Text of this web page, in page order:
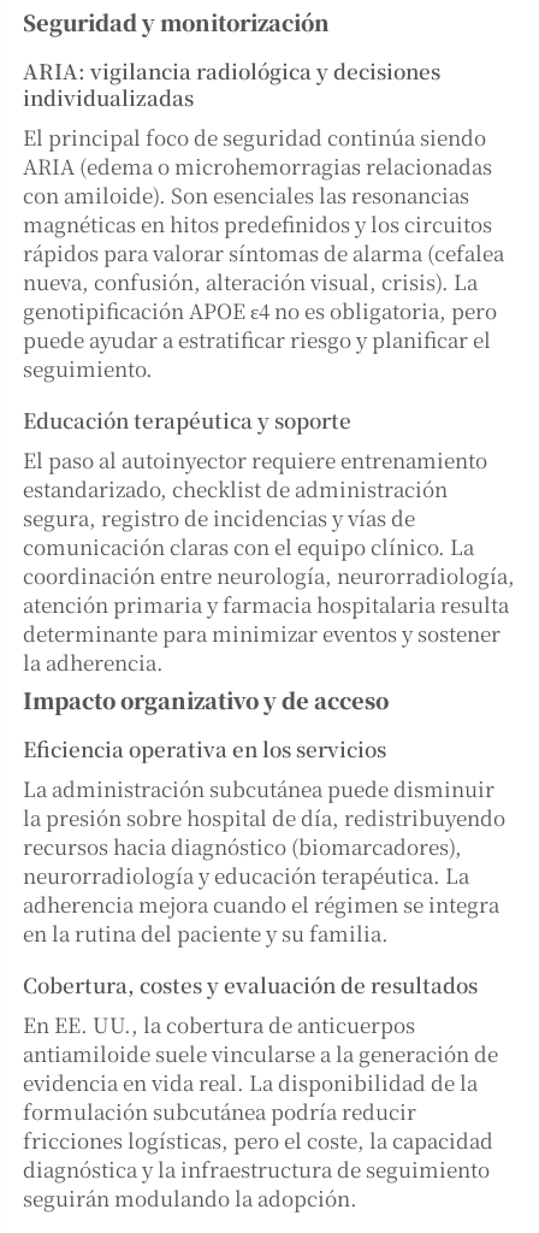
Seguridad y monitorización
ARIA: vigilancia radiológica y decisiones
individualizadas
El principal foco de seguridad continúa siendo
ARIA (edema o microhemorragias relacionadas
con amiloide). Son esenciales las resonancias
magnéticas en hitos predefinidos y los circuitos
rápidos para valorar síntomas de alarma (cefalea
nueva, confusión, alteración visual, crisis). La
genotipificación APOE ε4 no es obligatoria, pero
puede ayudar a estratificar riesgo y planificar el
seguimiento.
Educación terapéutica y soporte
El paso al autoinyector requiere entrenamiento
estandarizado, checklist de administración
segura, registro de incidencias y vías de
comunicación claras con el equipo clínico. La
coordinación entre neurología, neurorradiología,
atención primaria y farmacia hospitalaria resulta
determinante para minimizar eventos y sostener
la adherencia.
Impacto organizativo y de acceso
Eficiencia operativa en los servicios
La administración subcutánea puede disminuir
la presión sobre hospital de día, redistribuyendo
recursos hacia diagnóstico (biomarcadores),
neurorradiología y educación terapéutica. La
adherencia mejora cuando el régimen se integra
en la rutina del paciente y su familia.
Cobertura, costes y evaluación de resultados
En EE. UU., la cobertura de anticuerpos
antiamiloide suele vincularse a la generación de
evidencia en vida real. La disponibilidad de la
formulación subcutánea podría reducir
fricciones logísticas, pero el coste, la capacidad
diagnóstica y la infraestructura de seguimiento
seguirán modulando la adopción.